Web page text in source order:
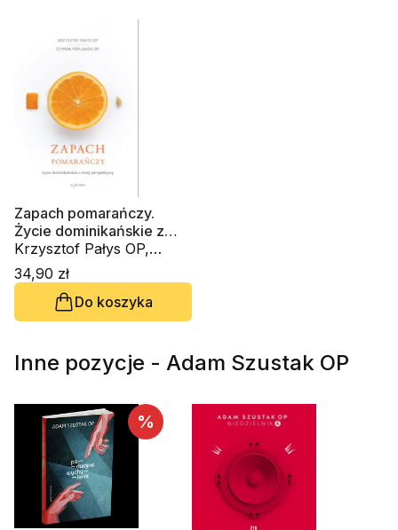
Zapach pomarańczy.
Życie dominikańskie z
innej perspektywy
Krzysztof Pałys OP,
Szymon Popławski OP
34,90 zł
Do koszyka
Inne pozycje - Adam Szustak OP
%